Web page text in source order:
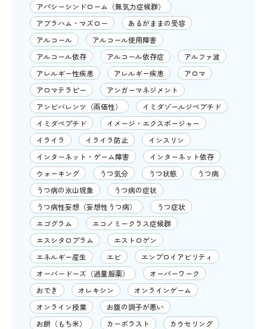
アパシーシンドローム（無気力症候群）
アブラハム・マズロー
あるがままの受容
アルコール
アルコール使用障害
アルコール依存
アルコール依存症
アルファ波
アレルギー性疾患
アレルギー疾患
アロマ
アロマテラピー
アンガーマネジメント
アンビバレンツ（両価性）
イミダゾールジペプチド
イミダペプチド
イメージ・エクスポージャー
イライラ
イライラ防止
インスリン
インターネット・ゲーム障害
インターネット依存
ウォーキング
うつ気分 うつ状態
うつ病
うつ病の氷山現象
うつ病の症状
うつ病性妄想（妄想性うつ病）
うつ症状
エゴグラム
エコノミークラス症候群
エスシタロプラム
エストロゲン
エネルギー産生
エビ
エンプロイアビリティ
オーバードーズ（過量服薬）
オーバーワーク
おでき
オレキシン
オンラインゲーム
オンライン授業
お腹の調子が悪い
お餅（もち米）
カーボラスト
カウセリング